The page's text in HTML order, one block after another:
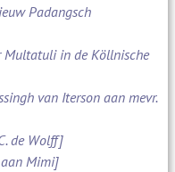
Padangsch
Multatuli in de Köllnische
van Iterson aan mevr.
de Wolff]
aan Mimi]